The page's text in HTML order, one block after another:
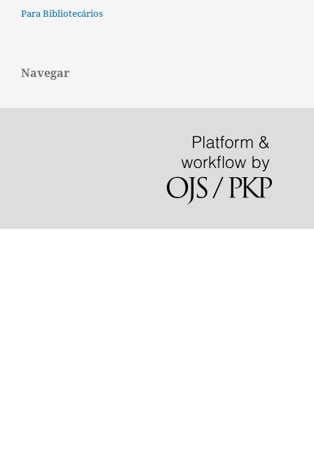
Para Bibliotecários
Navegar